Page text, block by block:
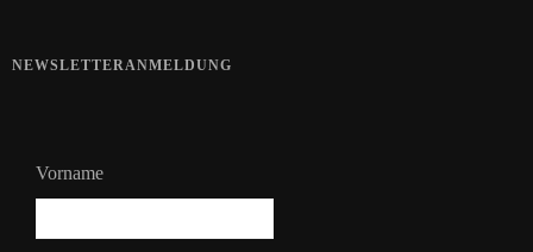
NEWSLETTERANMELDUNG
Vorname